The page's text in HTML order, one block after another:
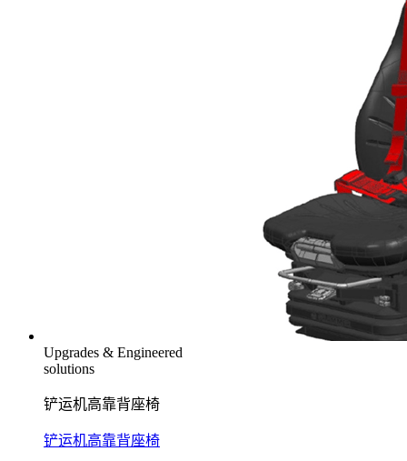
Upgrades & Engineered
solutions
铲运机高靠背座椅
铲运机高靠背座椅